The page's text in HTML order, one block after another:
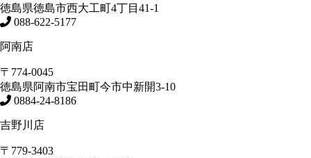
徳島県徳島市西大工町4丁目41-1
088-622-5177
阿南店
〒774-0045
徳島県阿南市宝田町今市中新開3-10
0884-24-8186
吉野川店
〒779-3403